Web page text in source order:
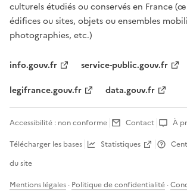
culturels étudiés ou conservés en France
édifices ou sites, objets ou ensembles
photographies, etc.)
info.gouv.fr
service-public.gouv.fr
legifrance.gouv.fr
data.gouv.fr
Accessibilité : non conforme Contact
À
Télécharger les bases
Statistiques
du site
Mentions légales · Politique de confidentialité ·